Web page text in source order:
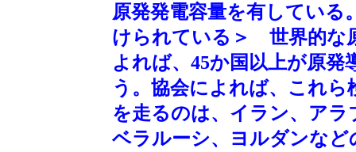
原発発電容量を有している
けられている＞ 世界的な
よれば、45か国以上が原
う。協会によれば、これ
を走るのは、イラン、ア
ベラルーシ、ヨルダンな